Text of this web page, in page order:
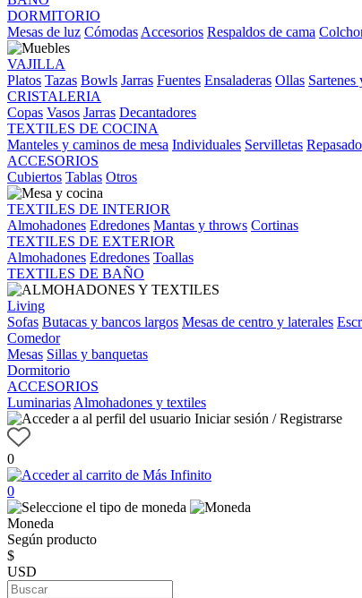
DORMITORIO
Mesas de luz Cómodas Accesorios Respaldos de cama
VAJILLA
Platos Tazas Bowls Jarras Fuentes Ensaladeras Ollas
CRISTALERIA
Copas Vasos Jarras Decantadores
TEXTILES DE COCINA
Manteles y caminos de mesa Individuales Servilletas
ACCESORIOS
Cubiertos Tablas Otros
TEXTILES DE INTERIOR
Almohadones Edredones Mantas y throws Cortinas
TEXTILES DE EXTERIOR
Almohadones Edredones Toallas
TEXTILES DE BAÑO
Living
Sofas Butacas y bancos largos Mesas de centro y laterales
Comedor
Mesas Sillas y banquetas
Dormitorio
ACCESORIOS
Luminarias Almohadones y textiles
Iniciar sesión / Registrarse
0
0
Moneda
Según producto
$
USD